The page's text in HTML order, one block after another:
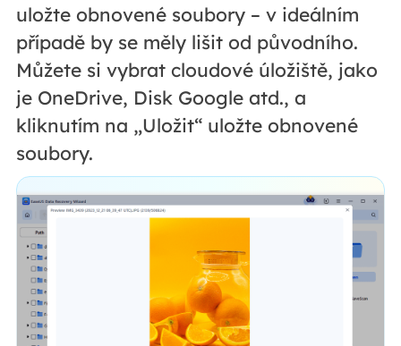
uložte obnovené soubory – v ideálním
případě by se měly lišit od původního.
Můžete si vybrat cloudové úložiště, jako
je OneDrive, Disk Google atd., a
kliknutím na „Uložit“ uložte obnovené
soubory.